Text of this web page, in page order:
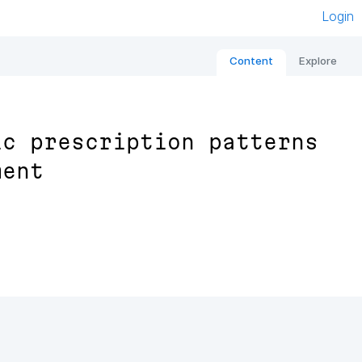
Login
Content Explore
prescription patterns